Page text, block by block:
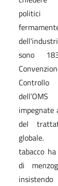
politici
sono
impegnate
del
globale.
tabacco
di